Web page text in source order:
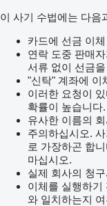
이 사기 수법에는 다음
카드에 선금 이체
연락 도중 판매
서류 없이 선금
"신탁" 계좌에 이
이러한 요청이
확률이 높습니다.
유사한 이름의
주의하십시오.
로 가장하곤 합
마십시오.
실제 회사의 청
이체를 실행하기
와 일치하는지